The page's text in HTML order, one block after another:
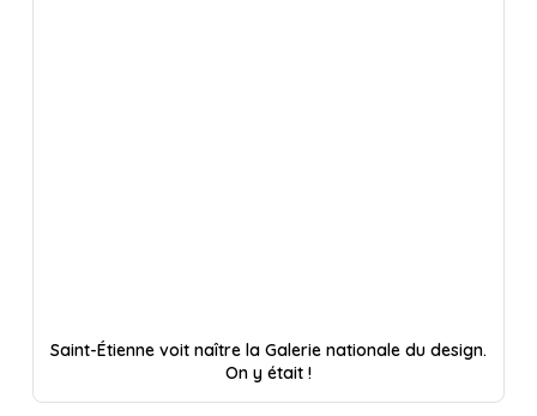
Saint-Étienne voit naître la Galerie nationale du design.
On y était !